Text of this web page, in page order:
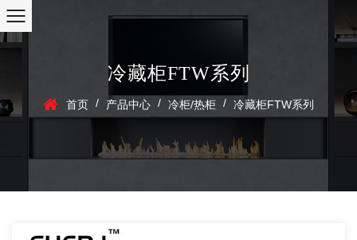
冷藏柜FTW系列
首页 / 产品中心 / 冷柜/热柜 / 冷藏柜FTW系列